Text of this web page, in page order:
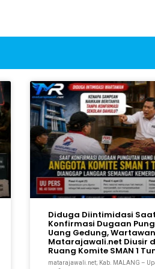
Diduga Diintimidasi
Konfirmasi Dugaan
Uang Gedung, Wartawan
Matarajawali.net Diusir
Ruang Komite SMAN 1
matarajawali.net; Kab. MALANG –